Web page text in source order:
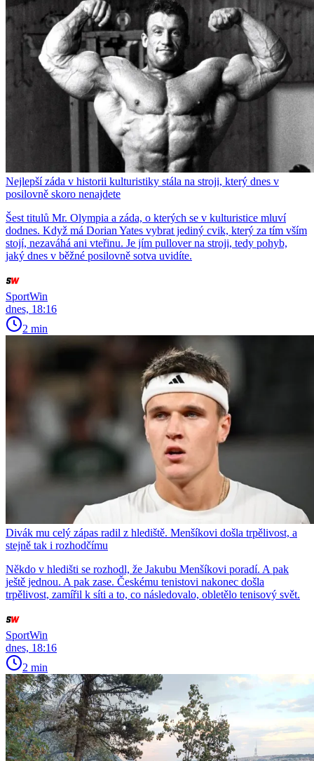
Nejlepší záda v historii kulturistiky stála na stroji, který dnes v
posilovně skoro nenajdete
Šest titulů Mr. Olympia a záda, o kterých se v kulturistice mluví
dodnes. Když má Dorian Yates vybrat jediný cvik, který za tím vším
stojí, nezaváhá ani vteřinu. Je jím pullover na stroji, tedy pohyb,
jaký dnes v běžné posilovně sotva uvidíte.
SportWin
dnes, 18:16
2 min
Divák mu celý zápas radil z hlediště. Menšíkovi došla trpělivost, a
stejně tak i rozhodčímu
Někdo v hledišti se rozhodl, že Jakubu Menšíkovi poradí. A pak
ještě jednou. A pak zase. Českému tenistovi nakonec došla
trpělivost, zamířil k síti a to, co následovalo, obletělo tenisový svět.
SportWin
dnes, 18:16
2 min